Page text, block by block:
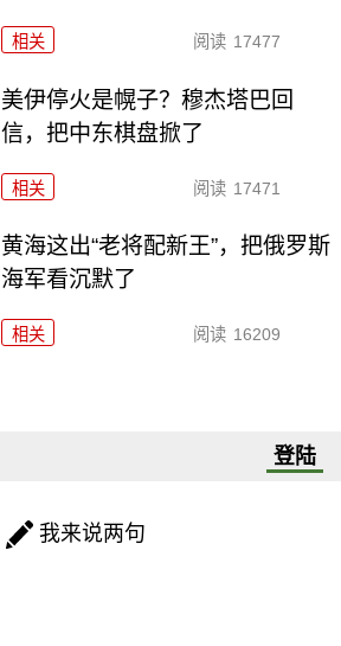
相关 阅读 17477
美伊停火是幌子？穆杰塔巴回
信，把中东棋盘掀了
相关 阅读 17471
黄海这出“老将配新王”，把俄罗斯
海军看沉默了
相关 阅读 16209
登陆
我来说两句